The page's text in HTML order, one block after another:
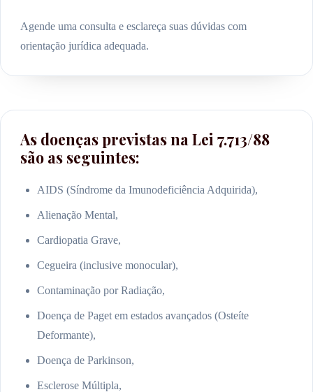
Agende uma consulta e esclareça suas dúvidas com
orientação jurídica adequada.
As doenças previstas na Lei 7.713/88
são as seguintes:
AIDS (Síndrome da Imunodeficiência Adquirida),
Alienação Mental,
Cardiopatia Grave,
Cegueira (inclusive monocular),
Contaminação por Radiação,
Doença de Paget em estados avançados (Osteíte
Deformante),
Doença de Parkinson,
Esclerose Múltipla,